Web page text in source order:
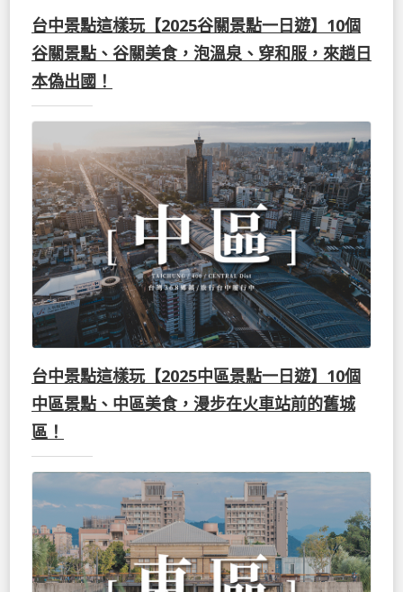
台中景點這樣玩【2025谷關景點一日遊】10個
谷關景點、谷關美食，泡溫泉、穿和服，來趟日
本偽出國！
台中景點這樣玩【2025中區景點一日遊】10個
中區景點、中區美食，漫步在火車站前的舊城
區！